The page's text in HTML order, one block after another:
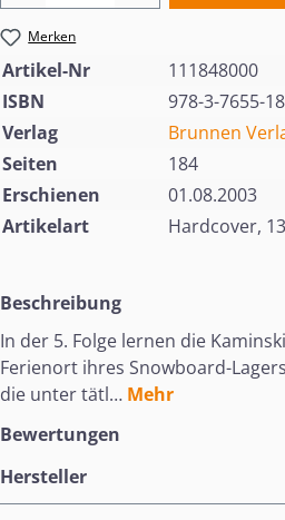
Merken
Artikel-Nr
111848000
ISBN
978-3-7655-
Verlag
Brunnen
Seiten
184
Erschienen
01.08.2003
Artikelart
Hardcover,
Beschreibung
In der 5. Folge lernen die
Ferienort ihres Snowboard-
die unter tätl… Mehr
Bewertungen
Hersteller